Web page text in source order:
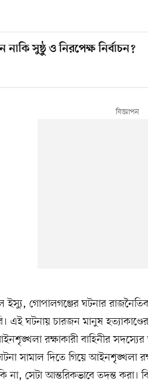
নাকি সুষ্ঠু ও নিরপেক্ষ নির্বাচন?
গোপালগঞ্জের ঘটনার
এই ঘটনায় চারজন মানুষ
রক্ষাকারী বাহিনীর
সামাল দিতে গিয়ে আইনশৃঙ্খলা
না, সেটা আন্তরিকভাবে তদন্ত করা।